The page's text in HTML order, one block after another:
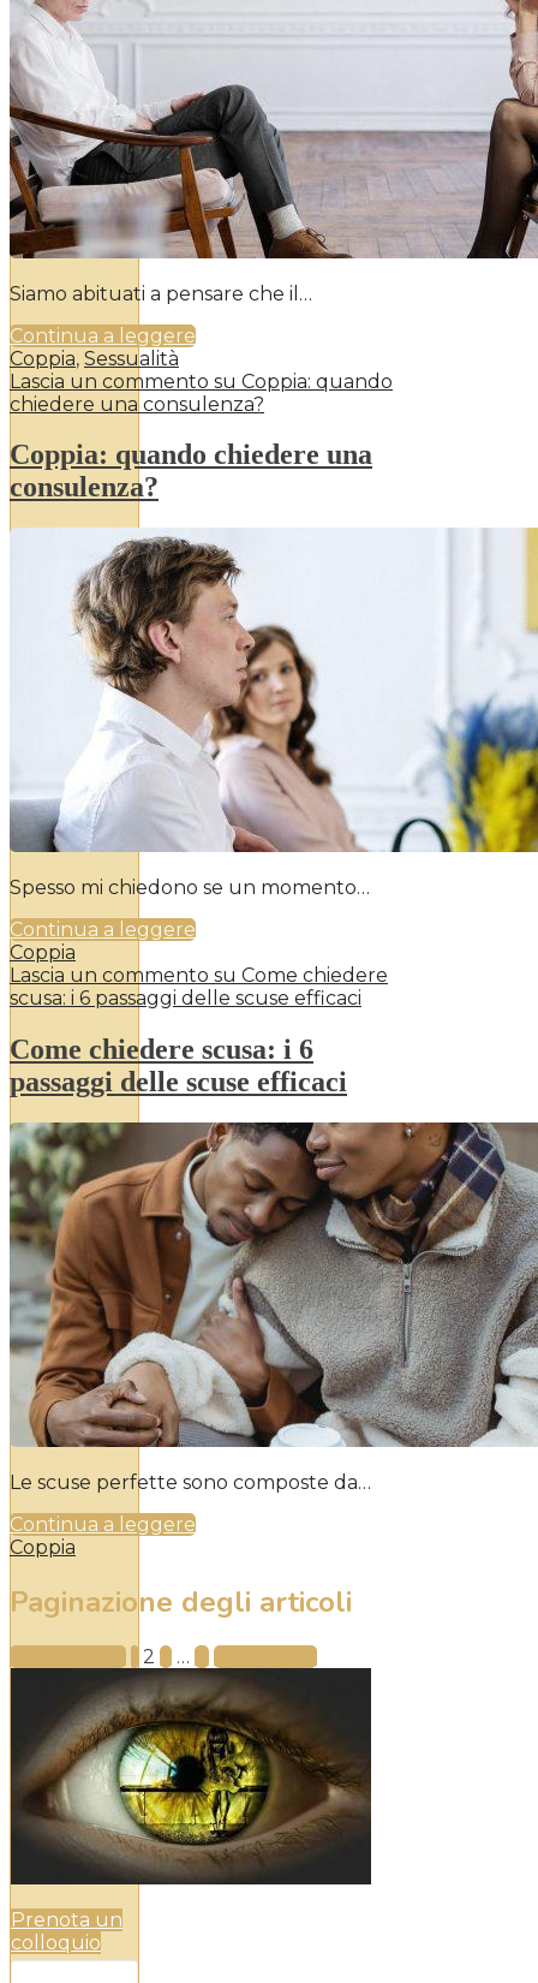
Siamo abituati a pensare che il…
Continua a leggere
Coppia, Sessualità
Lascia un commento su Coppia: quando
chiedere una consulenza?
Coppia: quando chiedere una
consulenza?
Spesso mi chiedono se un momento…
Continua a leggere
Coppia
Lascia un commento su Come chiedere
scusa: i 6 passaggi delle scuse efficaci
Come chiedere scusa: i 6
passaggi delle scuse efficaci
Le scuse perfette sono composte da…
Continua a leggere
Coppia
Paginazione degli articoli
Precedente 2 3 … 11 Successivo
Prenota un
colloquio